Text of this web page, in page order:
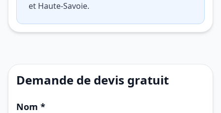
et Haute-Savoie.
Demande de devis gratuit
Nom *